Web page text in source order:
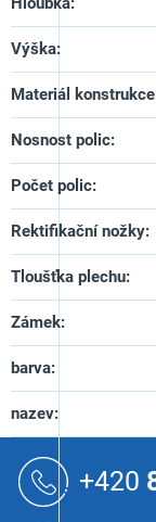
Výška:
Materiál konstrukce
Nosnost polic:
Počet polic:
Rektifikační nožky:
Tloušťka plechu:
Zámek:
barva:
nazev:
+420